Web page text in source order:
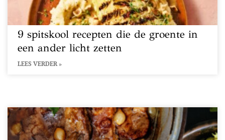
9 spitskool recepten die de groente in
een ander licht zetten
LEES VERDER »